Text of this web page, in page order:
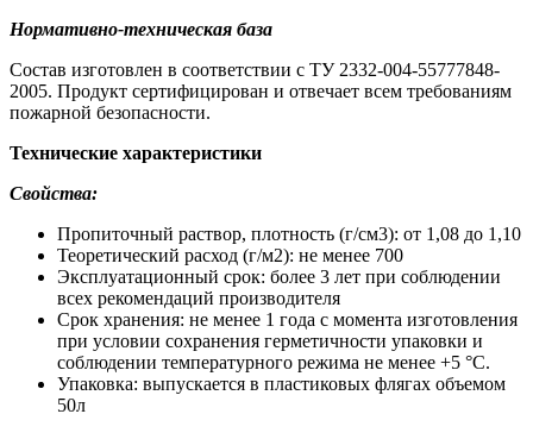
Нормативно-техническая база
Состав изготовлен в соответствии с ТУ 2332-004-55777848-
2005. Продукт сертифицирован и отвечает всем требованиям
пожарной безопасности.
Технические характеристики
Свойства:
Пропиточный раствор, плотность (г/см3): от 1,08 до 1,10
Теоретический расход (г/м2): не менее 700
Эксплуатационный срок: более 3 лет при соблюдении
всех рекомендаций производителя
Срок хранения: не менее 1 года с момента изготовления
при условии сохранения герметичности упаковки и
соблюдении температурного режима не менее +5 °C.
Упаковка: выпускается в пластиковых флягах объемом
50л